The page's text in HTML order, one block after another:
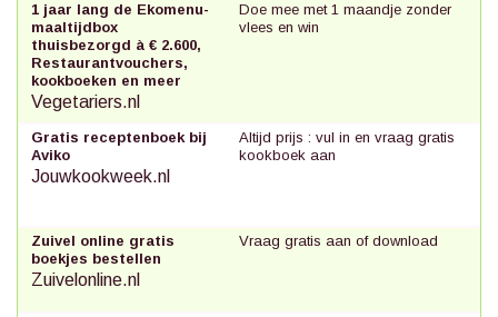
1 jaar lang de Ekomenu-
maaltijdbox
thuisbezorgd à € 2.600,
Restaurantvouchers,
kookboeken en meer
Vegetariers.nl
Doe mee met 1 maandje zonder
vlees en win
Gratis receptenboek bij
Aviko
Jouwkookweek.nl
Altijd prijs : vul in en vraag gratis
kookboek aan
Zuivel online gratis
boekjes bestellen
Zuivelonline.nl
Vraag gratis aan of download